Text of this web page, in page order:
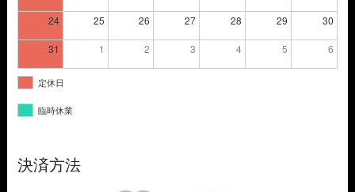
24 25 26 27 28 29 30
31 1 2 3 4 5 6
定休日
臨時休業
決済方法